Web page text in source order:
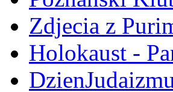
Zdjecia z
Holokaust -